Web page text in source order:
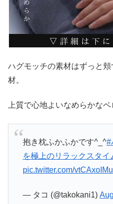
ハグモッチの素材はずっと
材。
上質で心地よいなめらかな
抱き枕ふかふかです^_^#
を極上のリラックスタイ
pic.twitter.com/
— タコ (@takokani1)